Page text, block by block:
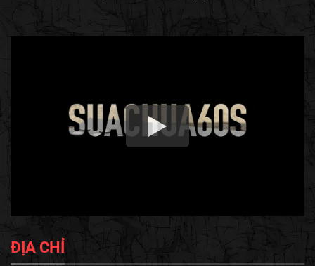
ĐỊA CHỈ